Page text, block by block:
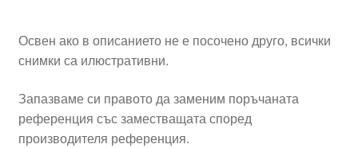
Освен ако в описанието не е посочено друго, всички
снимки са илюстративни.
Запазваме си правото да заменим поръчаната
референция със заместващата според
производителя референция.